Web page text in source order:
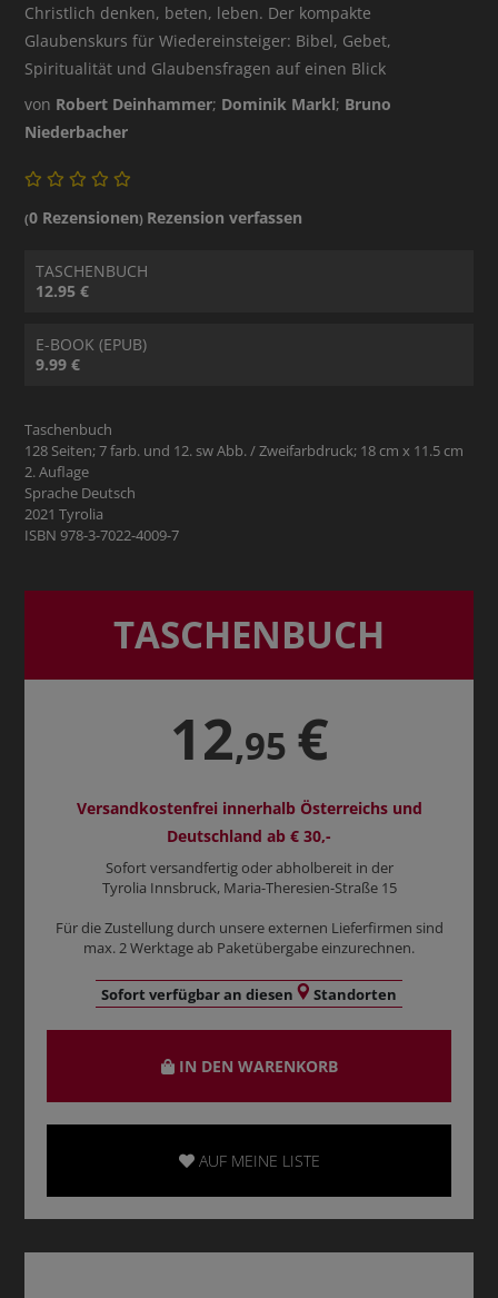
Christlich denken, beten, leben. Der kompakte
Glaubenskurs für Wiedereinsteiger: Bibel, Gebet,
Spiritualität und Glaubensfragen auf einen Blick
von Robert Deinhammer; Dominik Markl; Bruno
Niederbacher
(0 Rezensionen) Rezension verfassen
TASCHENBUCH
12.95 €
E-BOOK (EPUB)
9.99 €
Taschenbuch
128 Seiten; 7 farb. und 12. sw Abb. / Zweifarbdruck; 18 cm x 11.5 cm
2. Auflage
Sprache Deutsch
2021 Tyrolia
ISBN 978-3-7022-4009-7
TASCHENBUCH
12,95 €
Versandkostenfrei innerhalb Österreichs und
Deutschland ab € 30,-
Sofort versandfertig oder abholbereit in der
Tyrolia Innsbruck, Maria-Theresien-Straße 15
Für die Zustellung durch unsere externen Lieferfirmen sind
max. 2 Werktage ab Paketübergabe einzurechnen.
Sofort verfügbar an diesen Standorten
IN DEN WARENKORB
AUF MEINE LISTE